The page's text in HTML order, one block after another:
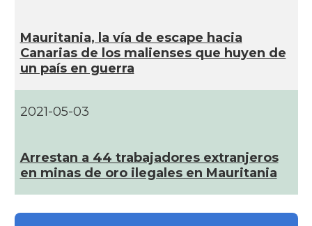
Mauritania, la ví­a de escape hacia
Canarias de los malienses que huyen de
un paí­s en guerra
2021-05-03
Arrestan a 44 trabajadores extranjeros
en minas de oro ilegales en Mauritania